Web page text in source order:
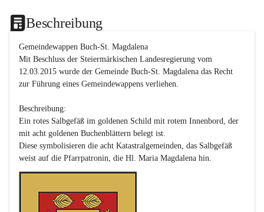
Beschreibung
Gemeindewappen Buch-St. Magdalena
Mit Beschluss der Steiermärkischen Landesregierung vom
12.03.2015 wurde der Gemeinde Buch-St. Magdalena das Recht
zur Führung eines Gemeindewappens verliehen.
Beschreibung:
Ein rotes Salbgefäß im goldenen Schild mit rotem Innenbord, der
mit acht goldenen Buchenblättern belegt ist.
Diese symbolisieren die acht Katastralgemeinden, das Salbgefäß